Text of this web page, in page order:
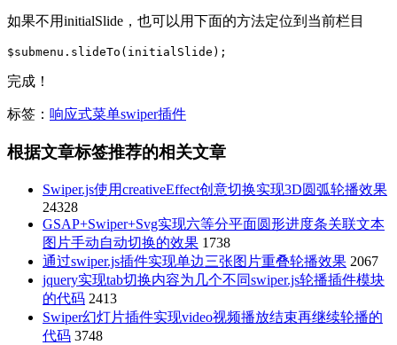
如果不用initialSlide，也可以用下面的方法定位到当前栏目
$submenu.slideTo(initialSlide);
完成！
标签： 响应式菜单swiper插件
根据文章标签推荐的相关文章
Swiper.js使用creativeEffect创意切换实现3D圆弧轮播效果
24328
GSAP+Swiper+Svg实现六等分平面圆形进度条关联文本
图片手动自动切换的效果 1738
通过swiper.js插件实现单边三张图片重叠轮播效果 2067
jquery实现tab切换内容为几个不同swiper.js轮播插件模块
的代码 2413
Swiper幻灯片插件实现video视频播放结束再继续轮播的
代码 3748